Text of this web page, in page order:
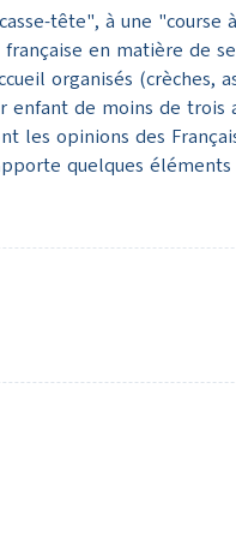
tête", à une
en matière de
organisés (crèches,
de moins de trois
opinions des
quelques